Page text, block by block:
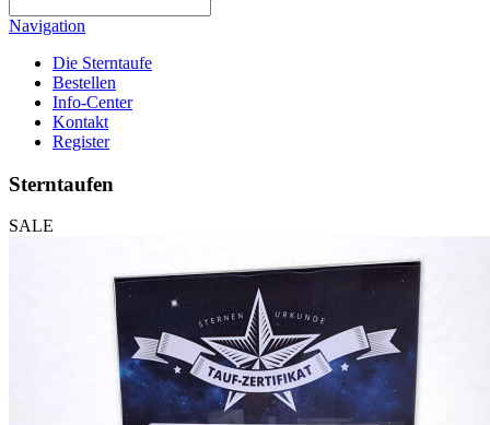
Navigation
Die Sterntaufe
Bestellen
Info-Center
Kontakt
Register
Sterntaufen
SALE